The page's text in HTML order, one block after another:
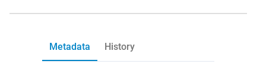
Metadata History